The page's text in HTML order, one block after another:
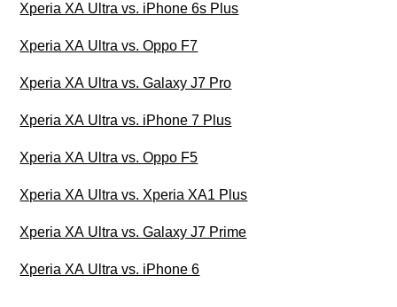
Xperia XA Ultra vs. iPhone 6s Plus
Xperia XA Ultra vs. Oppo F7
Xperia XA Ultra vs. Galaxy J7 Pro
Xperia XA Ultra vs. iPhone 7 Plus
Xperia XA Ultra vs. Oppo F5
Xperia XA Ultra vs. Xperia XA1 Plus
Xperia XA Ultra vs. Galaxy J7 Prime
Xperia XA Ultra vs. iPhone 6